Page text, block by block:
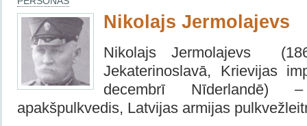
Nikolajs Jermolajevs
Nikolajs Jermolajevs
Jekaterinoslavā, Krievijas
decembrī Nīderlandē)
apakšpulkvedis, Latvijas armijas